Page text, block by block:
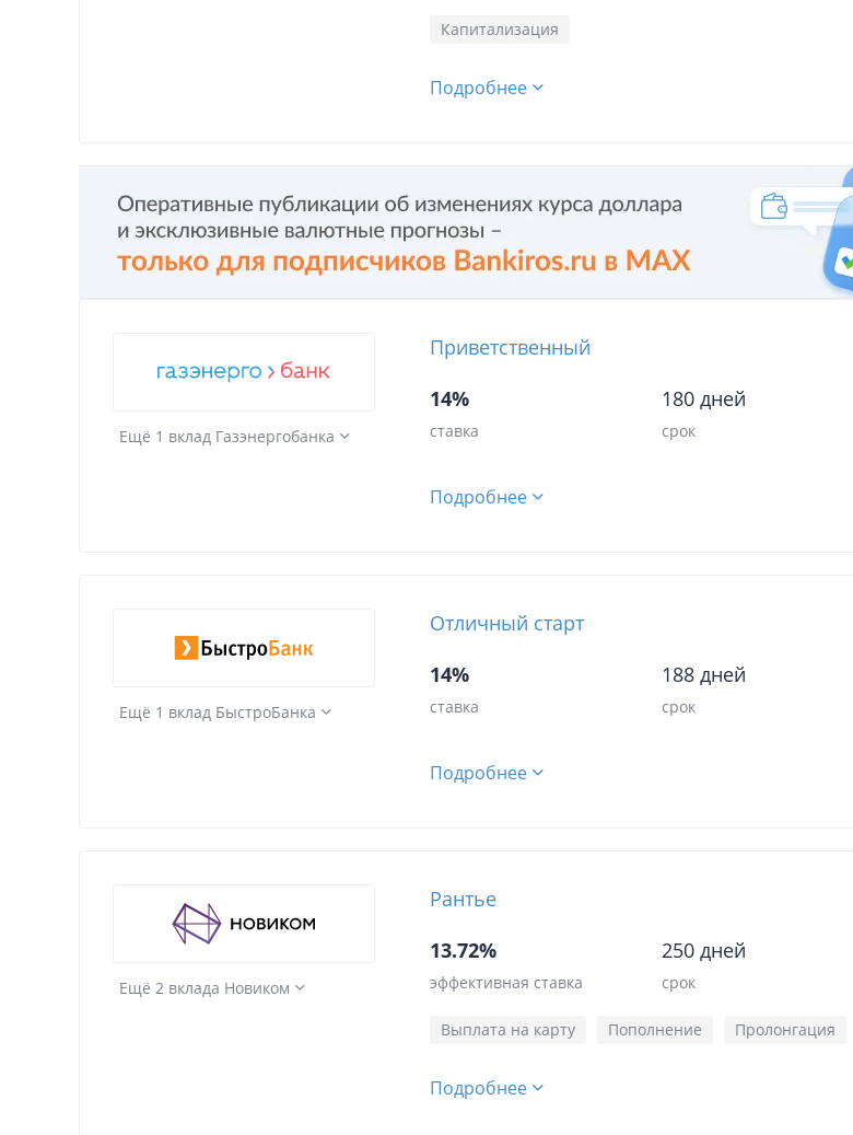
Капитализация
Подробнее
Ещё 1 вклад Газэнергобанка
Приветственный
14%
ставка
180 дней
срок
Подробнее
Ещё 1 вклад БыстроБанка
Отличный старт
14%
ставка
188 дней
срок
Подробнее
Ещё 2 вклада Новиком
Рантье
13.72%
эффективная ставка
250 дней
срок
Выплата на карту Пополнение Пролонгация
Подробнее